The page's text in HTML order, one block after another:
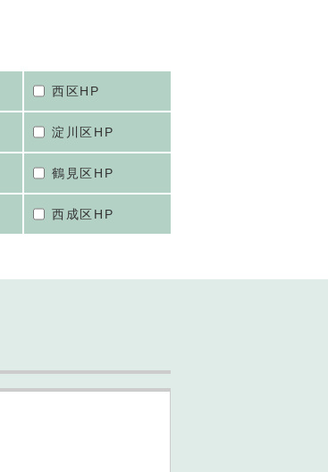
西区HP
淀川区HP
鶴見区HP
西成区HP